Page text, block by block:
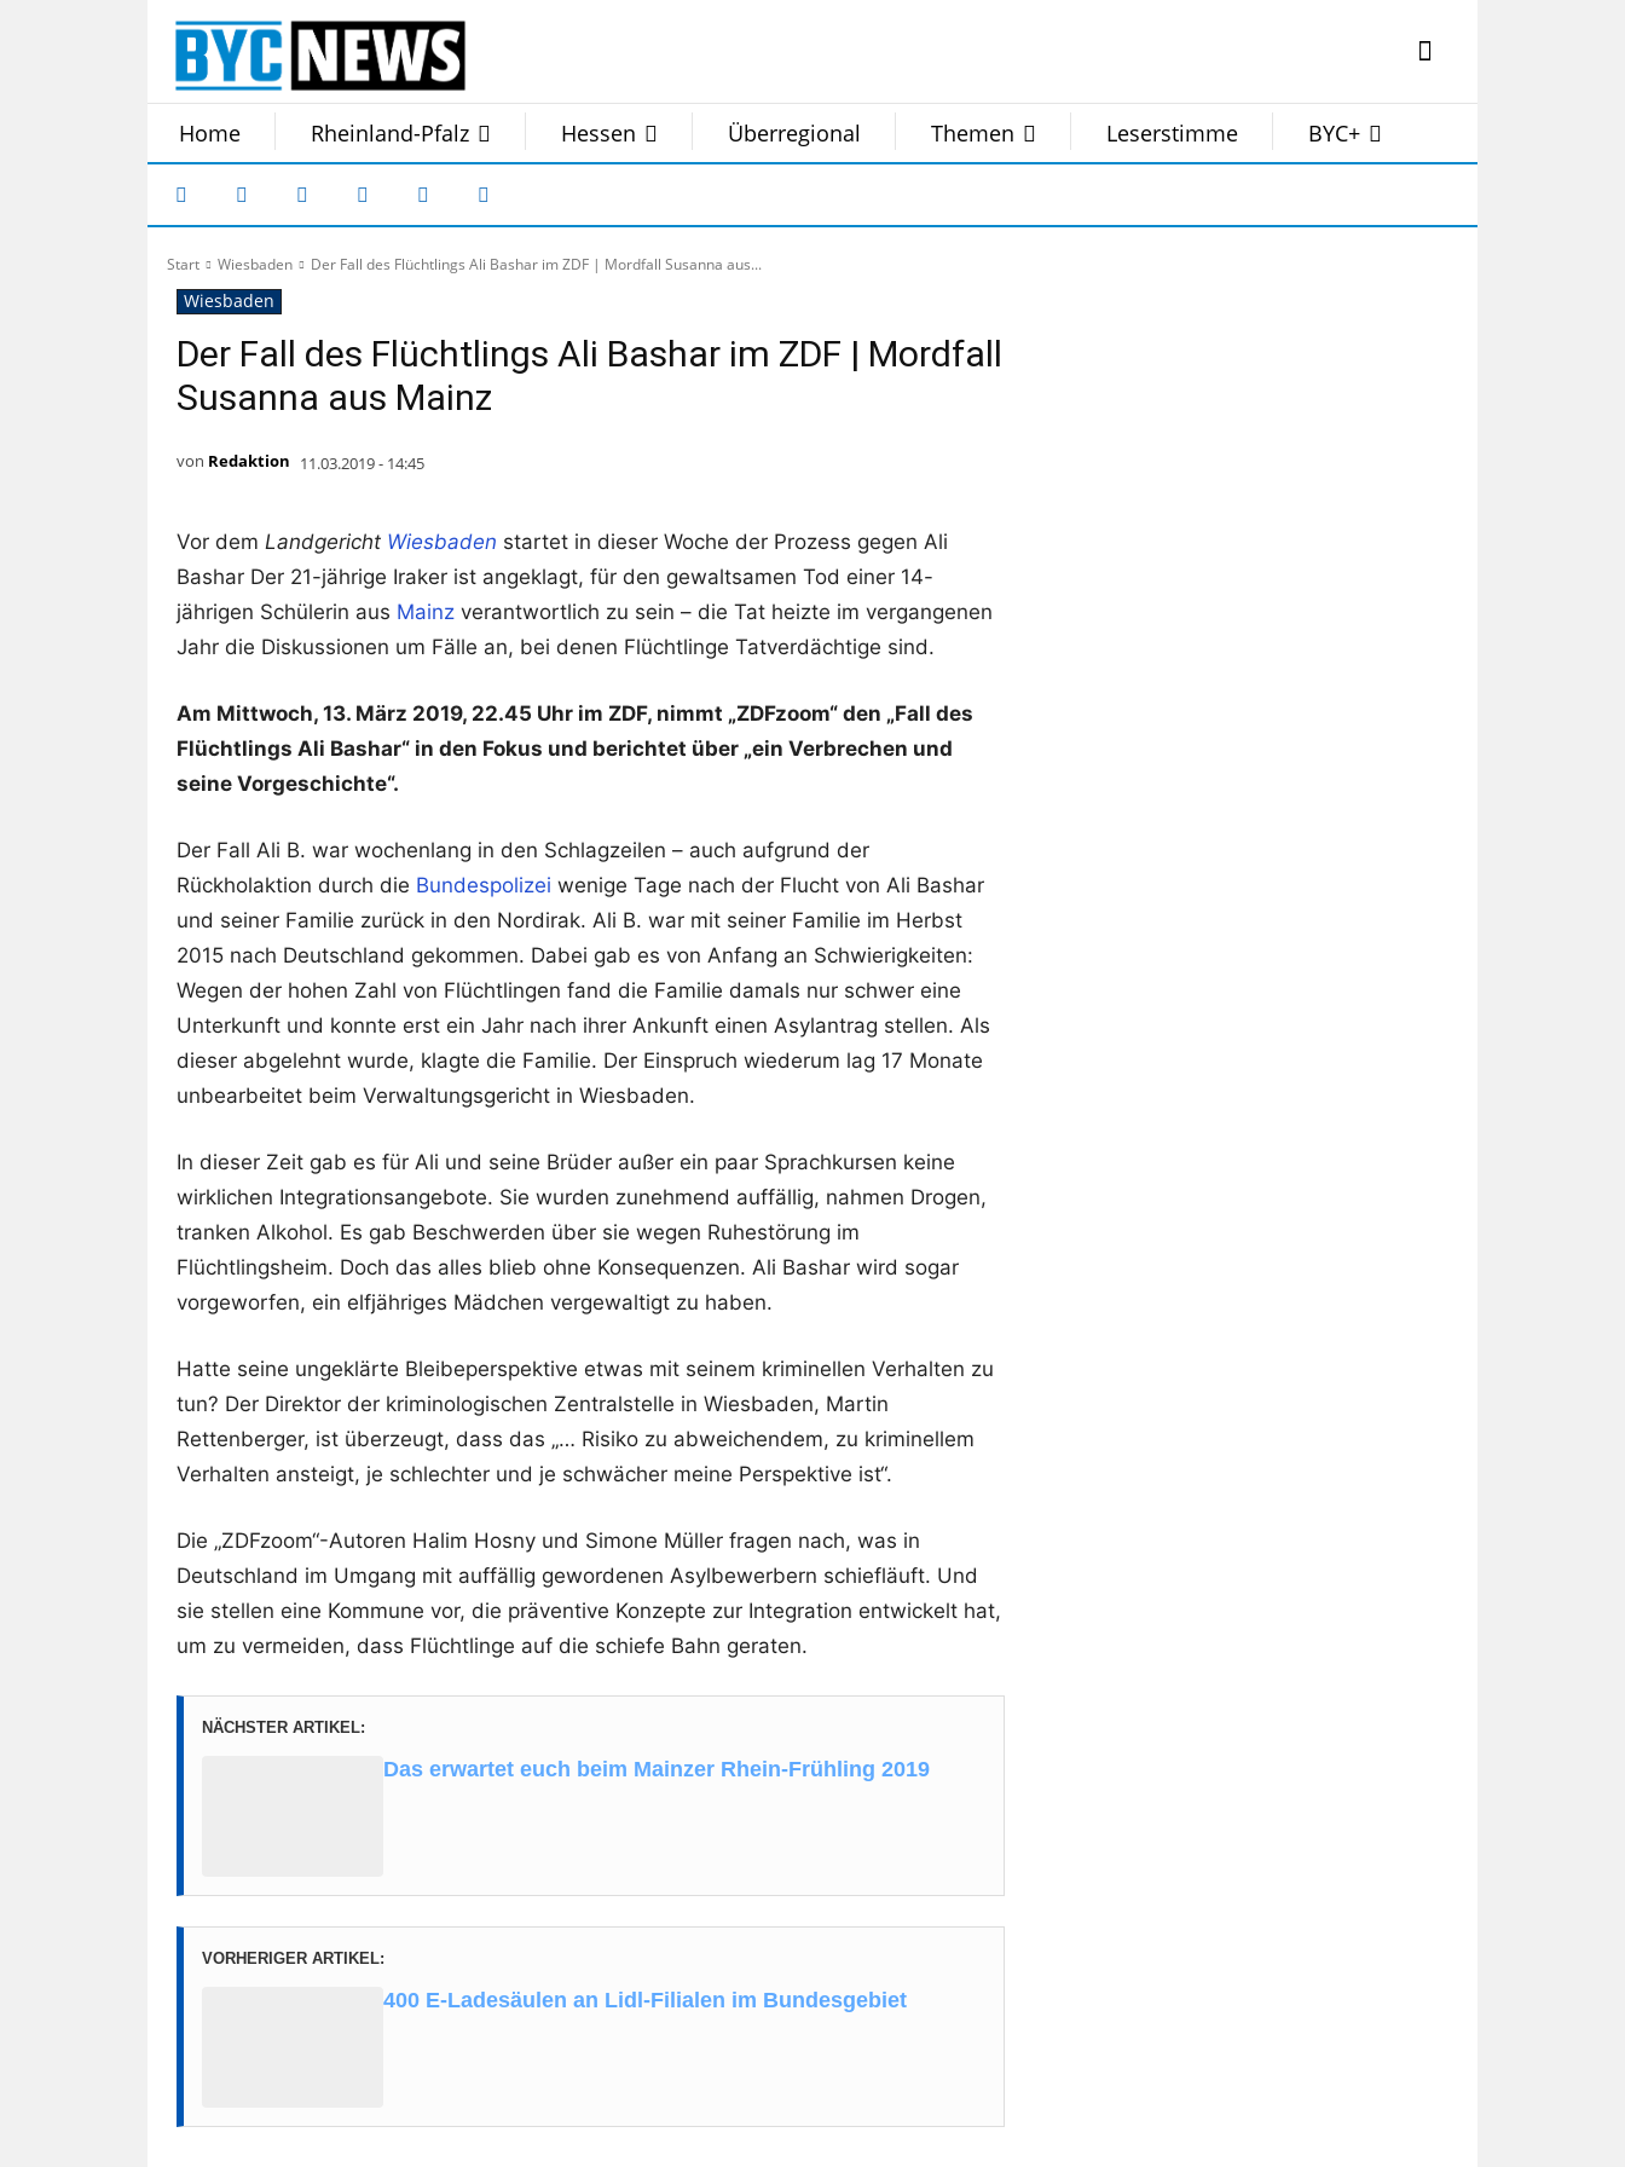
Home Rheinland-Pfalz Hessen Überregional Themen Leserstimme BYC+
Start Wiesbaden Der Fall des Flüchtlings Ali Bashar im ZDF | Mordfall Susanna aus...
Wiesbaden
Der Fall des Flüchtlings Ali Bashar im ZDF | Mordfall
Susanna aus Mainz
von Redaktion 11.03.2019 - 14:45
Vor dem Landgericht Wiesbaden startet in dieser Woche der Prozess gegen Ali
Bashar Der 21-jährige Iraker ist angeklagt, für den gewaltsamen Tod einer 14-
jährigen Schülerin aus Mainz verantwortlich zu sein – die Tat heizte im vergangenen
Jahr die Diskussionen um Fälle an, bei denen Flüchtlinge Tatverdächtige sind.
Am Mittwoch, 13. März 2019, 22.45 Uhr im ZDF, nimmt „ZDFzoom“ den „Fall des
Flüchtlings Ali Bashar“ in den Fokus und berichtet über „ein Verbrechen und
seine Vorgeschichte“.
Der Fall Ali B. war wochenlang in den Schlagzeilen – auch aufgrund der
Rückholaktion durch die Bundespolizei wenige Tage nach der Flucht von Ali Bashar
und seiner Familie zurück in den Nordirak. Ali B. war mit seiner Familie im Herbst
2015 nach Deutschland gekommen. Dabei gab es von Anfang an Schwierigkeiten:
Wegen der hohen Zahl von Flüchtlingen fand die Familie damals nur schwer eine
Unterkunft und konnte erst ein Jahr nach ihrer Ankunft einen Asylantrag stellen. Als
dieser abgelehnt wurde, klagte die Familie. Der Einspruch wiederum lag 17 Monate
unbearbeitet beim Verwaltungsgericht in Wiesbaden.
In dieser Zeit gab es für Ali und seine Brüder außer ein paar Sprachkursen keine
wirklichen Integrationsangebote. Sie wurden zunehmend auffällig, nahmen Drogen,
tranken Alkohol. Es gab Beschwerden über sie wegen Ruhestörung im
Flüchtlingsheim. Doch das alles blieb ohne Konsequenzen. Ali Bashar wird sogar
vorgeworfen, ein elfjähriges Mädchen vergewaltigt zu haben.
Hatte seine ungeklärte Bleibeperspektive etwas mit seinem kriminellen Verhalten zu
tun? Der Direktor der kriminologischen Zentralstelle in Wiesbaden, Martin
Rettenberger, ist überzeugt, dass das „… Risiko zu abweichendem, zu kriminellem
Verhalten ansteigt, je schlechter und je schwächer meine Perspektive ist“.
Die „ZDFzoom“-Autoren Halim Hosny und Simone Müller fragen nach, was in
Deutschland im Umgang mit auffällig gewordenen Asylbewerbern schiefläuft. Und
sie stellen eine Kommune vor, die präventive Konzepte zur Integration entwickelt hat,
um zu vermeiden, dass Flüchtlinge auf die schiefe Bahn geraten.
NÄCHSTER ARTIKEL:
Das erwartet euch beim Mainzer Rhein-Frühling 2019
VORHERIGER ARTIKEL:
400 E-Ladesäulen an Lidl-Filialen im Bundesgebiet